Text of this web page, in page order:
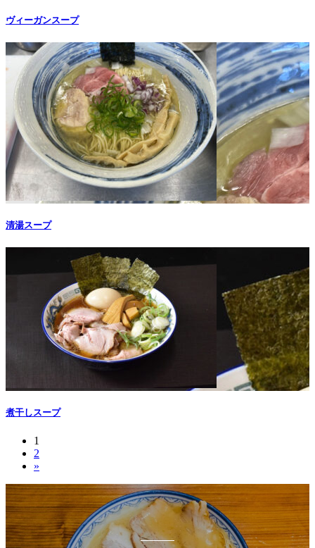
ヴィーガンスープ
清湯スープ
煮干しスープ
の
ペ
ー
固
定
ペ
ー
ジ
1
固
定
ペ
ー
ジ
2
»